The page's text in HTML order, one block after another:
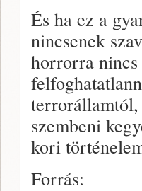
És ha ez a
nincsenek
horrorra
szembeni
kori
Forrás: